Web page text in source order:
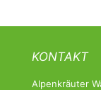
KONTAKT
Alpenkräuter